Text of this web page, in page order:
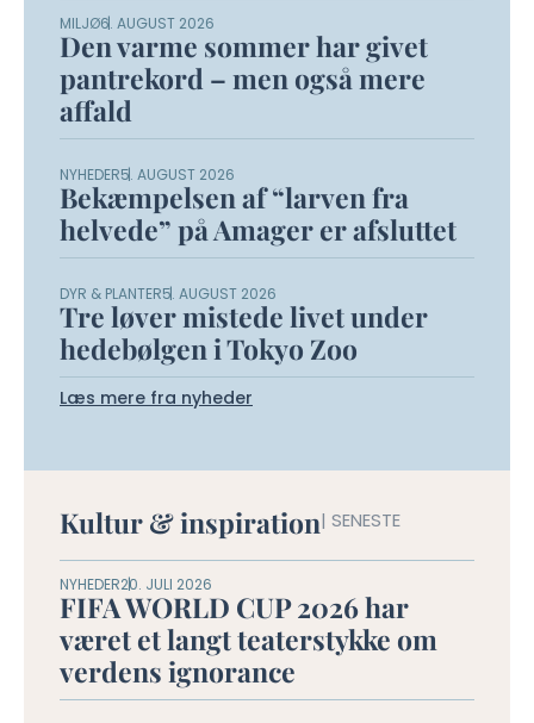
MILJØ6. AUGUST 2026
Den varme sommer har givet
pantrekord – men også mere
affald
NYHEDER5. AUGUST 2026
Bekæmpelsen af “larven fra
helvede” på Amager er afsluttet
DYR & PLANTER5. AUGUST 2026
Tre løver mistede livet under
hedebølgen i Tokyo Zoo
Læs mere fra nyheder
Kultur & inspiration| SENESTE
NYHEDER20. JULI 2026
FIFA WORLD CUP 2026 har
været et langt teaterstykke om
verdens ignorance